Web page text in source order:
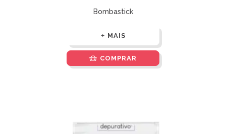
Bombastick
MAIS
COMPRAR